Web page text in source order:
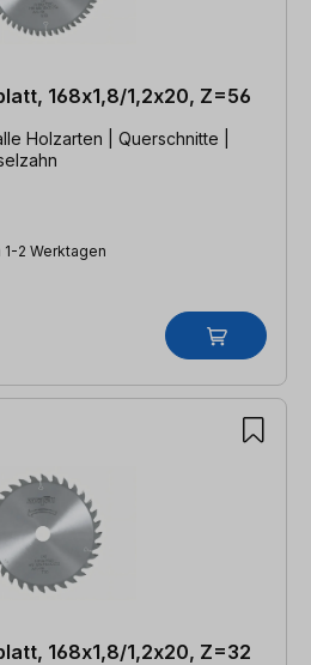
168x1,8/1,2x20, Z=56
Holzarten | Querschnitte |
2 Werktagen
168x1,8/1,2x20, Z=32